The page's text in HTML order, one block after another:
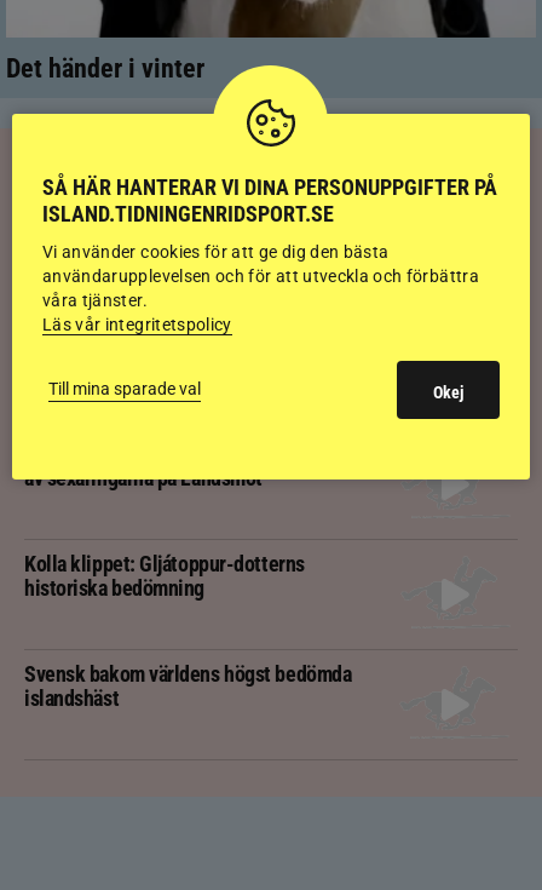
Det händer i vinter
RIDSPORT PLAY
till Sverige – se de tre guldloppen
Kolla klippet: Se ritten som gav guldläge
av sexåringarna på Landsmót
Kolla klippet: Gljátoppur-dotterns
historiska bedömning
Svensk bakom världens högst bedömda
islandshäst
SÅ HÄR HANTERAR VI DINA PERSONUPPGIFTER PÅ
ISLAND.TIDNINGENRIDSPORT.SE
Vi använder cookies för att ge dig den bästa
användarupplevelsen och för att utveckla och förbättra
våra tjänster.
Läs vår integritetspolicy
Till mina sparade val Okej